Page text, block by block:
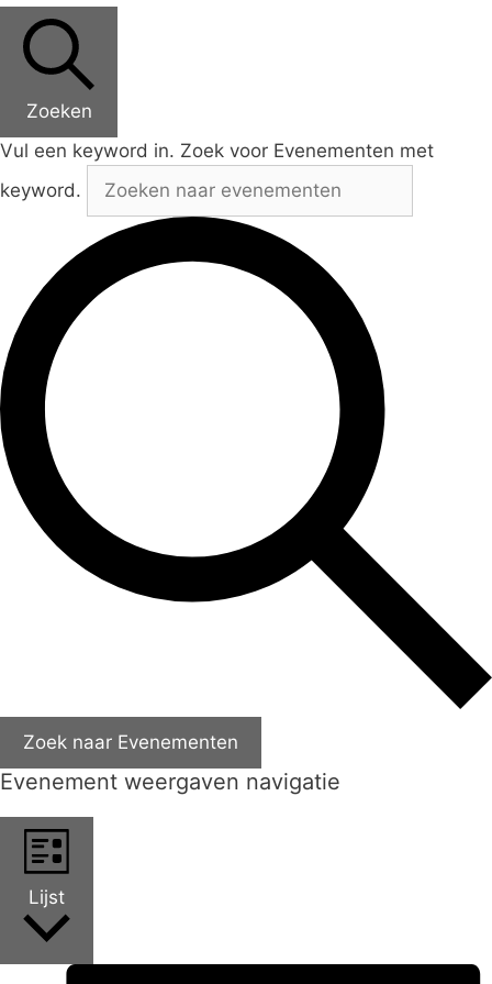
Zoeken
Vul een keyword in. Zoek voor Evenementen met
keyword.
Zoek naar Evenementen
Evenement weergaven navigatie
Lijst